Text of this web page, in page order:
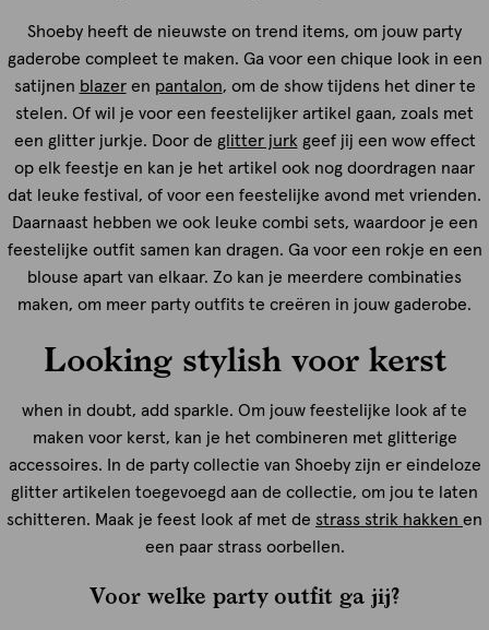
Shoeby heeft de nieuwste on trend items, om jouw party
gaderobe compleet te maken. Ga voor een chique look in een
satijnen blazeren pantalon, om de show tijdens het diner te
stelen. Of wil je voor een feestelijker artikel gaan, zoals met
een glitter jurkje. Door de glitter jurk geef jij een wow effect
op elk feestje en kan je het artikel ook nog doordragen naar
dat leuke festival, of voor een feestelijke avond met vrienden.
Daarnaast hebben we ook leuke combi sets, waardoor je een
feestelijke outfit samen kan dragen. Ga voor een rokje en een
blouse apart van elkaar. Zo kan je meerdere combinaties
maken, om meer party outfits te creëren in jouw gaderobe.
Looking stylish voor kerst
when in doubt, add sparkle. Om jouw feestelijke look af te
maken voor kerst, kan je het combineren met glitterige
accessoires. In de party collectie van Shoeby zijn er eindeloze
glitter artikelen toegevoegd aan de collectie, om jou te laten
schitteren. Maak je feest look af met de strass strik hakken en
een paar strass oorbellen.
Voor welke party outfit ga jij?